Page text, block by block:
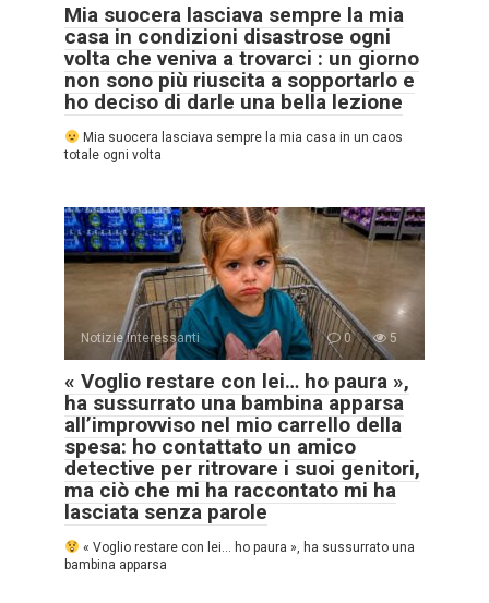
Mia suocera lasciava sempre la mia
casa in condizioni disastrose ogni
volta che veniva a trovarci : un giorno
non sono più riuscita a sopportarlo e
ho deciso di darle una bella lezione
Mia suocera lasciava sempre la mia casa in un caos
totale ogni volta
Notizie interessanti 0 5
« Voglio restare con lei… ho paura »,
ha sussurrato una bambina apparsa
all’improvviso nel mio carrello della
spesa: ho contattato un amico
detective per ritrovare i suoi genitori,
ma ciò che mi ha raccontato mi ha
lasciata senza parole
« Voglio restare con lei… ho paura », ha sussurrato una
bambina apparsa